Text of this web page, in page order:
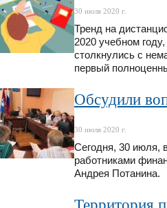
30 июля 2020 г.
Тренд на
2020 учебном
столкнулись с
первый
Обсудили
30 июля 2020 г.
Сегодня, 30 июля,
работниками
Андрея Потанина.